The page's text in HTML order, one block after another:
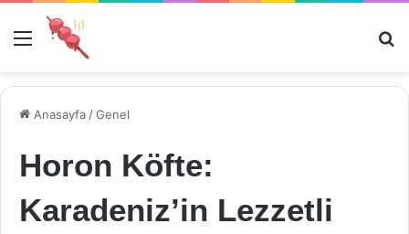
Menü
Anasayfa /Genel
Horon Köfte:
Karadeniz’in Lezzetli